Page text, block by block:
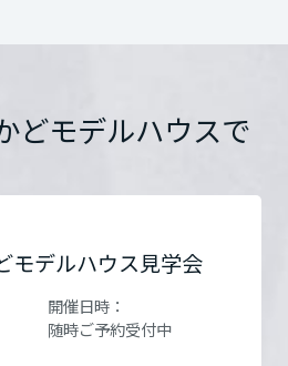
まいをご検討の方
た建築実例、注目の最新情報など、住
タルラウンジです。
賃貸経営をご検討の方
届けします。
ォームをご検討の方
夫など、理想の住まいを叶えるリフォ
にご用意しています。
値をデザインし、持続可能な未来志向
す。
ン
フォーム工事ご契約者さまとミサワホ
サイト。お得・便利・安心なコンテン
なお知らせなど配信しています。
どモデルハウスで
モデルハウス見学会
開催日時：
随時ご予約受付中
新町まちかどモデルハ
：0120-469-330
休日：※火・水定休
者：ミサワホーム近